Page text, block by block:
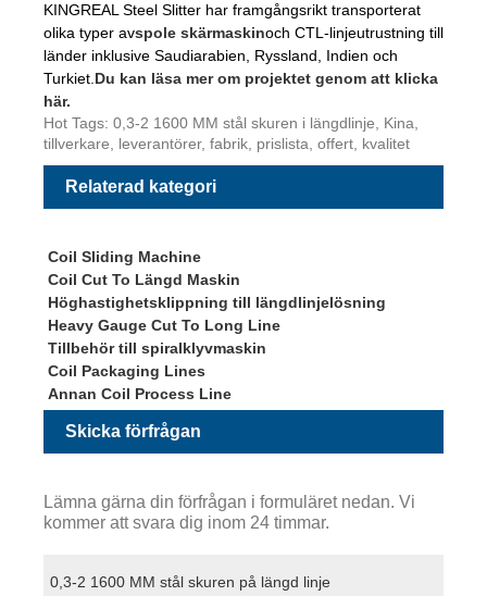
KINGREAL Steel Slitter har framgångsrikt transporterat
olika typer avspole skärmaskinoch CTL-linjeutrustning till
länder inklusive Saudiarabien, Ryssland, Indien och
Turkiet.Du kan läsa mer om projektet genom att klicka
här.
Hot Tags: 0,3-2 1600 MM stål skuren i längdlinje, Kina,
tillverkare, leverantörer, fabrik, prislista, offert, kvalitet
Relaterad kategori
Coil Sliding Machine
Coil Cut To Längd Maskin
Höghastighetsklippning till längdlinjelösning
Heavy Gauge Cut To Long Line
Tillbehör till spiralklyvmaskin
Coil Packaging Lines
Annan Coil Process Line
Skicka förfrågan
Lämna gärna din förfrågan i formuläret nedan. Vi
kommer att svara dig inom 24 timmar.